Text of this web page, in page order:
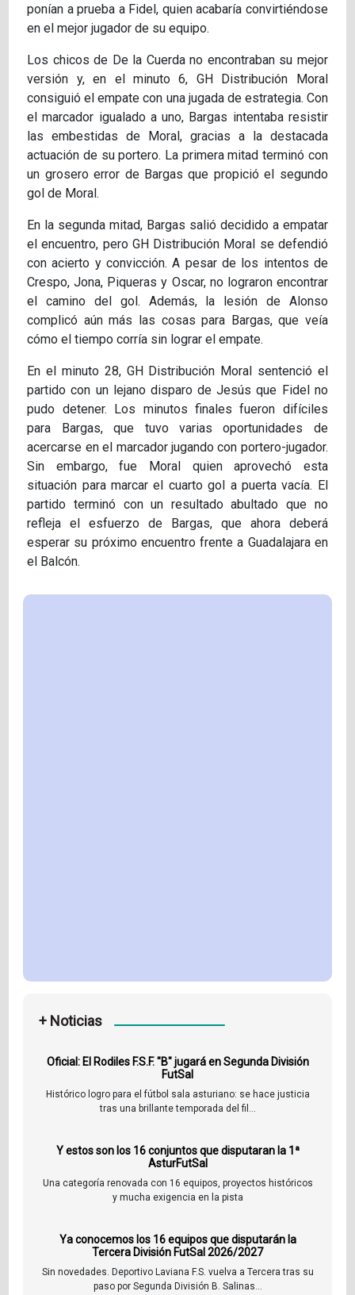
ponían a prueba a Fidel, quien acabaría convirtiéndose
en el mejor jugador de su equipo.
Los chicos de De la Cuerda no encontraban su mejor
versión y, en el minuto 6, GH Distribución Moral
consiguió el empate con una jugada de estrategia. Con
el marcador igualado a uno, Bargas intentaba resistir
las embestidas de Moral, gracias a la destacada
actuación de su portero. La primera mitad terminó con
un grosero error de Bargas que propició el segundo
gol de Moral.
En la segunda mitad, Bargas salió decidido a empatar
el encuentro, pero GH Distribución Moral se defendió
con acierto y convicción. A pesar de los intentos de
Crespo, Jona, Piqueras y Oscar, no lograron encontrar
el camino del gol. Además, la lesión de Alonso
complicó aún más las cosas para Bargas, que veía
cómo el tiempo corría sin lograr el empate.
En el minuto 28, GH Distribución Moral sentenció el
partido con un lejano disparo de Jesús que Fidel no
pudo detener. Los minutos finales fueron difíciles
para Bargas, que tuvo varias oportunidades de
acercarse en el marcador jugando con portero-jugador.
Sin embargo, fue Moral quien aprovechó esta
situación para marcar el cuarto gol a puerta vacía. El
partido terminó con un resultado abultado que no
refleja el esfuerzo de Bargas, que ahora deberá
esperar su próximo encuentro frente a Guadalajara en
el Balcón.
+ Noticias
Oficial: El Rodiles F.S.F. "B" jugará en Segunda División
FutSal
Histórico logro para el fútbol sala asturiano: se hace justicia
tras una brillante temporada del fil...
Y estos son los 16 conjuntos que disputaran la 1ª
AsturFutSal
Una categoría renovada con 16 equipos, proyectos históricos
y mucha exigencia en la pista
Ya conocemos los 16 equipos que disputarán la
Tercera División FutSal 2026/2027
Sin novedades. Deportivo Laviana F.S. vuelva a Tercera tras su
paso por Segunda División B. Salinas...